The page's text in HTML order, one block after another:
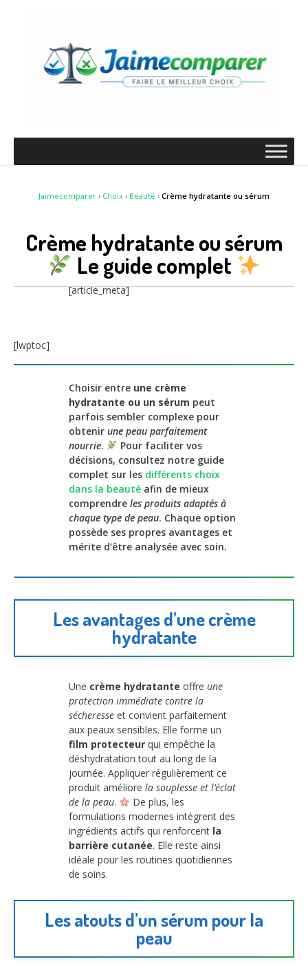
Jaimecomparer › Choix › Beauté › Crème hydratante ou sérum
Crème hydratante ou sérum
Le guide complet
[article_meta]
[lwptoc]
Choisir entre une crème
hydratante ou un sérum peut
parfois sembler complexe pour
obtenir une peau parfaitement
nourrie.
Pour faciliter vos
décisions, consultez notre guide
complet sur les différents choix
dans la beauté afin de mieux
comprendre les produits adaptés à
chaque type de peau. Chaque option
possède ses propres avantages et
mérite d’être analysée avec soin.
Les avantages d’une crème
hydratante
Une crème hydratante offre une
protection immédiate contre la
sécheresse et convient parfaitement
aux peaux sensibles. Elle forme un
film protecteur qui empêche la
déshydratation tout au long de la
journée. Appliquer régulièrement ce
produit améliore la souplesse et l’éclat
de la peau.
De plus, les
formulations modernes intègrent des
ingrédients actifs qui renforcent la
barrière cutanée. Elle reste ainsi
idéale pour les routines quotidiennes
de soins.
Les atouts d’un sérum pour la
peau